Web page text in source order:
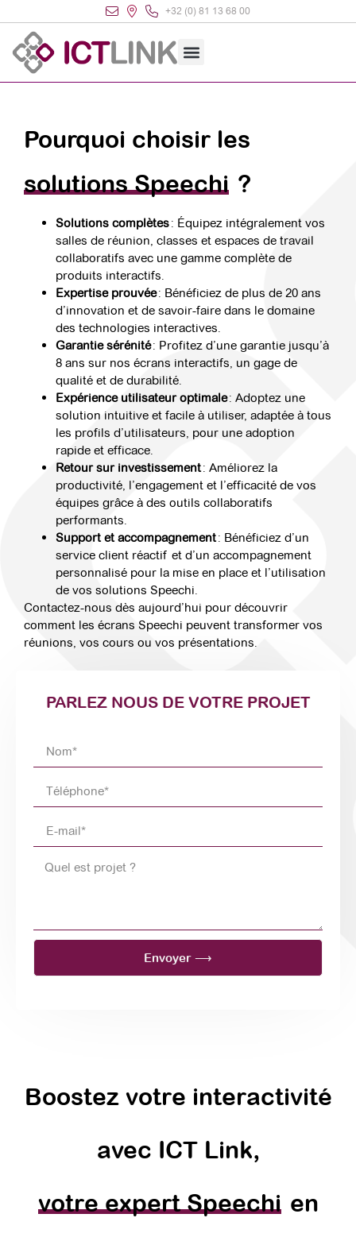
+32 (0) 81 13 68 00
Pourquoi choisir les
solutions Speechi ?
Solutions complètes: Équipez intégralement vos
salles de réunion, classes et espaces de travail
collaboratifs avec une gamme complète de
produits interactifs.
Expertise prouvée: Bénéficiez de plus de 20 ans
d’innovation et de savoir-faire dans le domaine
des technologies interactives.
Garantie sérénité: Profitez d’une garantie jusqu’à
8 ans sur nos écrans interactifs, un gage de
qualité et de durabilité.
Expérience utilisateur optimale: Adoptez une
solution intuitive et facile à utiliser, adaptée à tous
les profils d’utilisateurs, pour une adoption
rapide et efficace.
Retour sur investissement: Améliorez la
productivité, l’engagement et l’efficacité de vos
équipes grâce à des outils collaboratifs
performants.
Support et accompagnement: Bénéficiez d’un
service client réactif et d’un accompagnement
personnalisé pour la mise en place et l’utilisation
de vos solutions Speechi.
Contactez-nous dès aujourd’hui pour découvrir
comment les écrans Speechi peuvent transformer vos
réunions, vos cours ou vos présentations.
PARLEZ NOUS DE VOTRE PROJET
Envoyer ⟶
Boostez votre interactivité
avec ICT Link,
votre expert Speechi en